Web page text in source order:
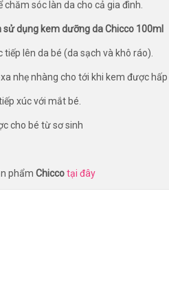
chăm sóc làn da cho cả gia đình.
sử dụng kem dưỡng da Chicco 100ml
tiếp lên da bé (da sạch và khô ráo).
nhẹ nhàng cho tới khi kem được
xúc với mắt bé.
cho bé từ sơ sinh
phẩm Chiccotại đây